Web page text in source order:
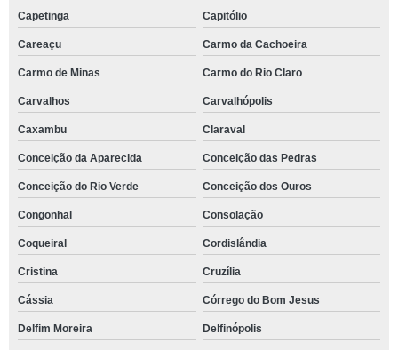
Capetinga Capitólio
Careaçu Carmo da Cachoeira
Carmo de Minas Carmo do Rio Claro
Carvalhos Carvalhópolis
Caxambu Claraval
Conceição da Aparecida Conceição das Pedras
Conceição do Rio Verde Conceição dos Ouros
Congonhal Consolação
Coqueiral Cordislândia
Cristina Cruzília
Cássia Córrego do Bom Jesus
Delfim Moreira Delfinópolis